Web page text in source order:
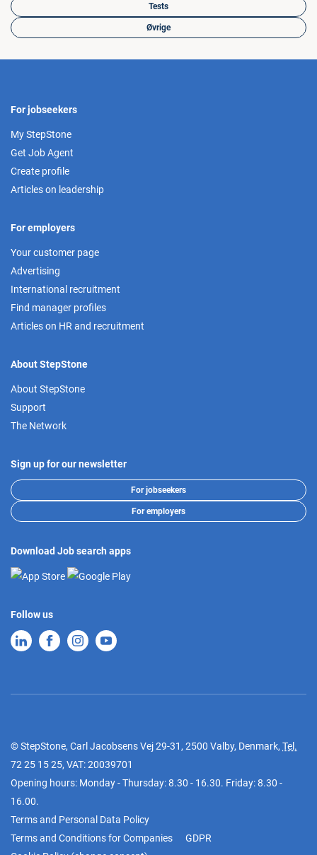
Tests
Øvrige
For jobseekers
My StepStone
Get Job Agent
Create profile
Articles on leadership
For employers
Your customer page
Advertising
International recruitment
Find manager profiles
Articles on HR and recruitment
About StepStone
About StepStone
Support
The Network
Sign up for our newsletter
For jobseekers
For employers
Download Job search apps
Follow us
© StepStone, Carl Jacobsens Vej 29-31, 2500 Valby, Denmark, Tel.
72 25 15 25, VAT: 20039701
Opening hours: Monday - Thursday: 8.30 - 16.30. Friday: 8.30 -
16.00.
Terms and Personal Data Policy
Terms and Conditions for Companies
GDPR